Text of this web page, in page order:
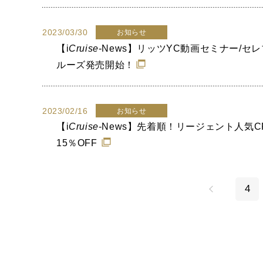
2023/03/30 お知らせ
【 iCruise-News】リッツYC動画セミナー/セ
ルーズ発売開始！
2023/02/16 お知らせ
【 iCruise-News】先着順！リージェント人気
15％OFF
4